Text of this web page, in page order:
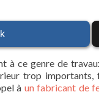
à ce genre de
trop importants,
à un fabricant de